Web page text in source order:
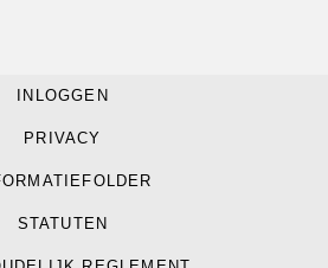
INLOGGEN
PRIVACY
STATUTEN
© 2022 SV Voerendaal